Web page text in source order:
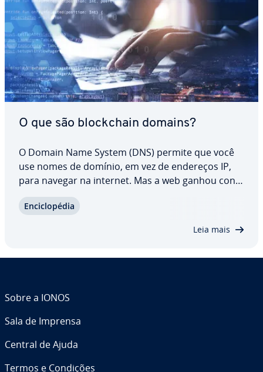
O que são block­chain domains?
O Domain Name System (DNS) permite que você
use nomes de domínio, em vez de endereços IP,
para navegar na internet. Mas a web ganhou con­
cripto e domínios block­chain funcionam de forma
En­ci­clo­pé­dia
Leia mais
Sobre a IONOS
Sala de Imprensa
Central de Ajuda
Termos e Condições